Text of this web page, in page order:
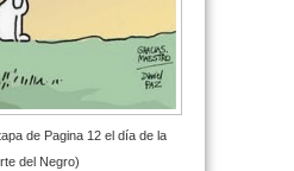
de Pagina 12 el día de la
del Negro)